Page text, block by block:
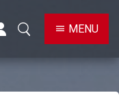
MENU
KERESÉS